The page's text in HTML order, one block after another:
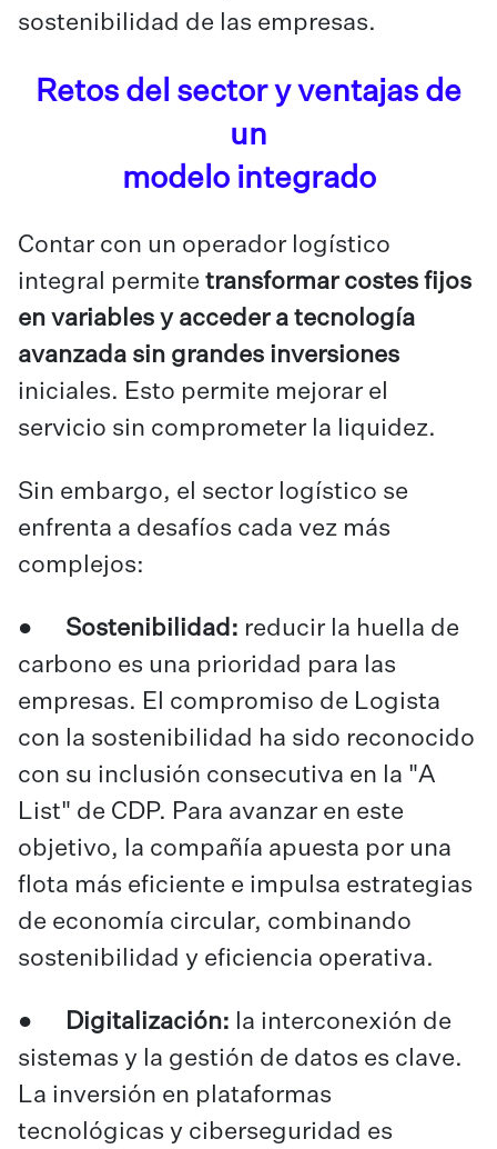
sostenibilidad de las empresas.
Retos del sector y ventajas de
un
modelo integrado
Contar con un operador logístico
integral permite transformar costes fijos
en variables y acceder a tecnología
avanzada sin grandes inversiones
iniciales. Esto permite mejorar el
servicio sin comprometer la liquidez.
Sin embargo, el sector logístico se
enfrenta a desafíos cada vez más
complejos:
● Sostenibilidad: reducir la huella de
carbono es una prioridad para las
empresas. El compromiso de Logista
con la sostenibilidad ha sido reconocido
con su inclusión consecutiva en la "A
List" de CDP. Para avanzar en este
objetivo, la compañía apuesta por una
flota más eficiente e impulsa estrategias
de economía circular, combinando
sostenibilidad y eficiencia operativa.
● Digitalización: la interconexión de
sistemas y la gestión de datos es clave.
La inversión en plataformas
tecnológicas y ciberseguridad es